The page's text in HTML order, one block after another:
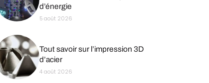
d’énergie
5 août 2026
Tout savoir sur l’impression 3D
d’acier
4 août 2026